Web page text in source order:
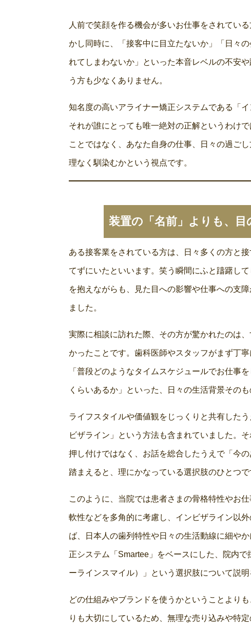
人前で笑顔を作る機会が多いお仕事をされてい
かし同時に、「接客中に目立たないか」「日々
れてしまわないか」といった本音レベルの不安
う方も少なくありません。
知名度の高いアライナー矯正システムである「
それが誰にとっても唯一絶対の正解というわけ
ことではなく、あなた自身の仕事、日々の過ご
理なく馴染むかという視点です。
装置の「名前」よりも、
ある接客業をされている方は、日々多くの方と
てずにいたといいます。笑う瞬間にふと躊躇し
を抱えながらも、見た目への影響や仕事への支
ました。
実際に相談に訪れた際、その方が驚かれたのは
かったことです。歯科医師やスタッフがまず丁
「普段どのようなタイムスケジュールでお仕事
くらいあるか」といった、日々の生活背景そのも
ライフスタイルや価値観をじっくりと共有した
ビザライン」という方法も含まれていました。
押し付けではなく、お話を総合したうえで「今
踏まえると、理にかなっている選択肢のひとつ
このように、当院では患者さまの骨格特性やお
軟性などを多角的に考慮し、インビザライン以
ば、日本人の歯列特性や日々の生活動線に細や
正システム「Smartee」をベースにした、院内
ーラインスマイル）」という選択肢について説明
どの仕組みやブランドを使うかということより
りも大切にしているため、無理な売り込みや特